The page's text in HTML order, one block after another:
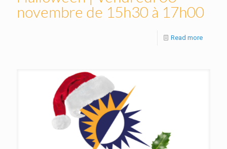
novembre de 15h30 à 17h00
Read more